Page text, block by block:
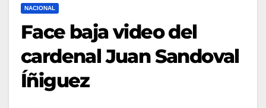
NACIONAL
Face baja video del
cardenal Juan Sandoval
Íñiguez